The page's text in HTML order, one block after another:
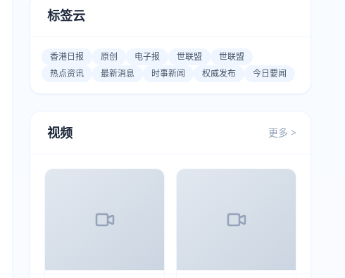
标签云
香港日报 原创 电子报 世联盟
世联盟
热点资讯
最新消息 时事新闻 权威发布 今日要闻
视频 更多 >